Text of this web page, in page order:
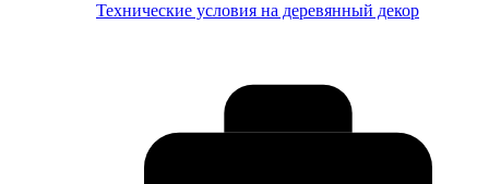
Технические условия на деревянный декор